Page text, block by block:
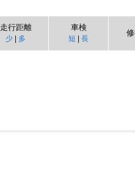
走行距離
少 | 多
車検
短 | 長